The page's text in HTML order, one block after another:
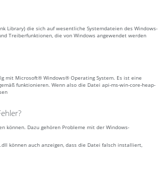
Library) die sich auf wesentliche Systemdateien des Windows-
Treiberfunktionen, die von Windows angewendet werden
mit Microsoft® Windows® Operating System. Es ist eine
funktionieren. Wenn also die Datei api-ms-win-core-heap-
können. Dazu gehören Probleme mit der Windows-
können auch anzeigen, dass die Datei falsch installiert,